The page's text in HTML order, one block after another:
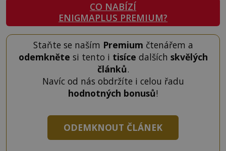
CO NABÍZÍ
ENIGMAPLUS PREMIUM?
Staňte se naším Premium čtenářem a
odemkněte si tento i tisíce dalších skvělých
článků.
Navíc od nás obdržíte i celou řadu
hodnotných bonusů!
ODEMKNOUT ČLÁNEK